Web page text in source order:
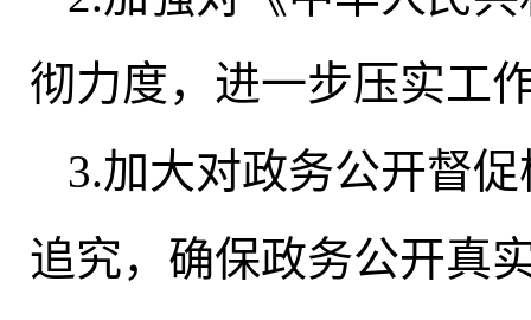
彻力度， 进一步压实工
3.加大对政务公开督
追究， 确保政务公开真